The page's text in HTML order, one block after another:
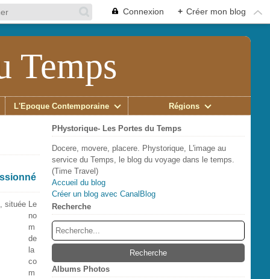
Connexion + Créer mon blog
Temps
L'Époque Contemporaine Régions
Le
no
m
de
la
co
m
PHystorique- Les Portes du Temps
Docere, movere, placere. Phystorique, L'image au
service du Temps, le blog du voyage dans le temps.
(Time Travel)
Accueil du blog
Créer un blog avec CanalBlog
Recherche
Albums Photos